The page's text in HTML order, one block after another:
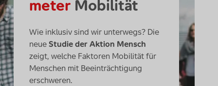
meter Mobilität
Wie inklusiv sind wir unterwegs? Die
neueStudie der Aktion Mensch
zeigt, welche Faktoren Mobilität für
Menschen mit Beeinträchtigung
erschweren.